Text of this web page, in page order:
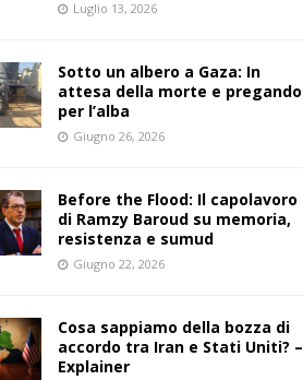
Luglio 13, 2026
Sotto un albero a Gaza: In
attesa della morte e pregando
per l’alba
Giugno 26, 2026
Before the Flood: Il capolavoro
di Ramzy Baroud su memoria,
resistenza e sumud
Giugno 22, 2026
Cosa sappiamo della bozza di
accordo tra Iran e Stati Uniti? –
Explainer